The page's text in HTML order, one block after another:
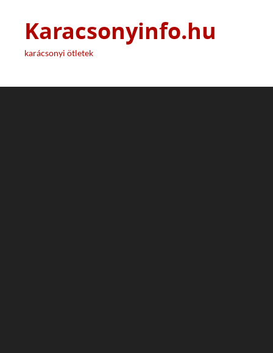
Karacsonyinfo.hu
karácsonyi ötletek